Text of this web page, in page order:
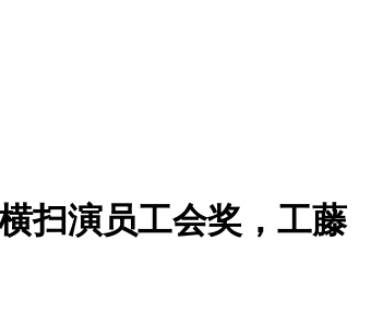
扫演员工会奖，工藤